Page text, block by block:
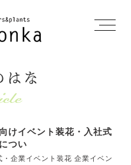
はな
けイベント装花・入社式
つい
・企業イベント装花 企業イベン